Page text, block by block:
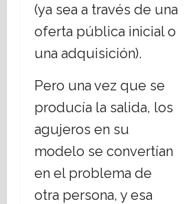
(ya sea a través de una
oferta pública inicial o
una adquisición).
Pero una vez que se
producía la salida, los
agujeros en su
modelo se convertían
en el problema de
otra persona, y esa